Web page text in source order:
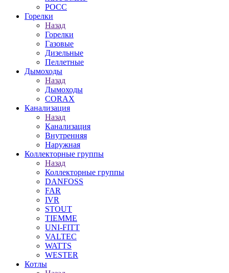
РОСС
Горелки
Назад
Горелки
Газовые
Дизельные
Пеллетные
Дымоходы
Назад
Дымоходы
CORAX
Канализация
Назад
Канализация
Внутренняя
Наружная
Коллекторные группы
Назад
Коллекторные группы
DANFOSS
FAR
IVR
STOUT
TIEMME
UNI-FITT
VALTEC
WATTS
WESTER
Котлы